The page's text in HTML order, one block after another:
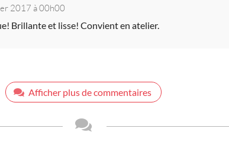
2017 à 00h00
Brillante et lisse! Convient en atelier.
Afficher plus de commentaires